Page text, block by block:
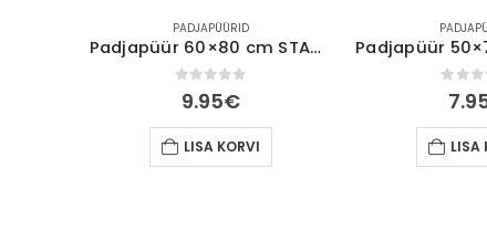
PADJAPÜÜRID
Padjapüür 60×80 cm STANDARD satään roosa antiik
0out of 5
9.95€
LISA KORVI
0out
LISA